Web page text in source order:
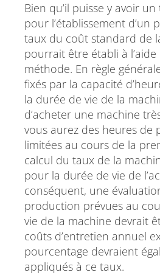
Bien qu’il puisse y avoir
pour l’établissement d’un
taux du coût standard de
pourrait être établi à l’aide
méthode. En règle
fixés par la capacité
la durée de vie de la
d’acheter une machine
vous aurez des heures de
limitées au cours de la
calcul du taux de la
pour la durée de vie de
conséquent, une
production prévues au
vie de la machine devrait
coûts d’entretien annuel
pourcentage devraient
appliqués à ce taux.